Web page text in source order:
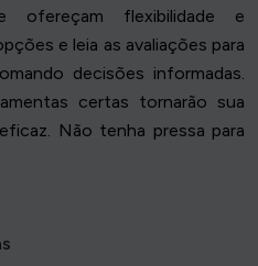
ofereçam flexibilidade e
e leia as avaliações para
decisões informadas.
certas tornarão sua
Não tenha pressa para